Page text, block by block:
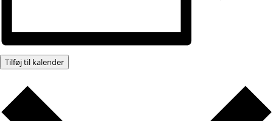
Tilføj til kalender